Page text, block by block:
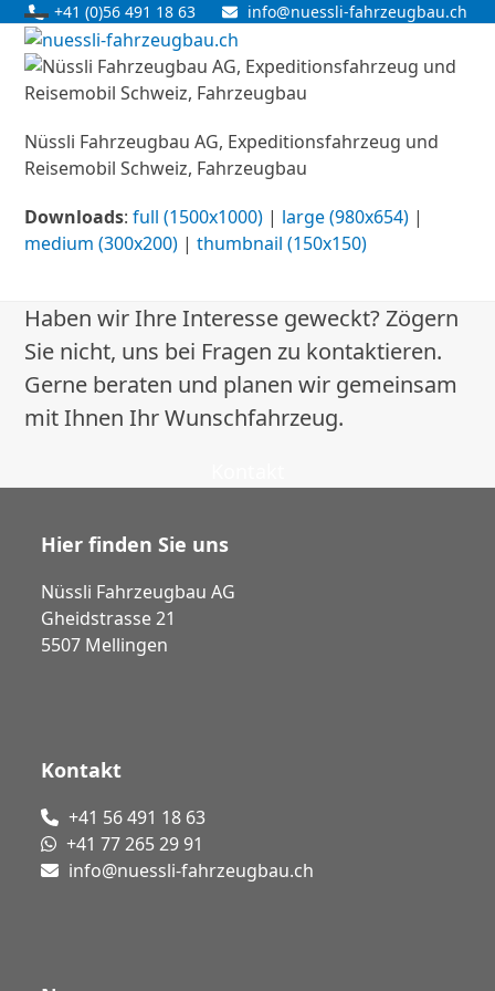
Skip
content
+41 (0)56 491 18 63 info@nuessli-fahrzeugbau.ch
Open
mobile
Close
mobile
Nüssli Fahrzeugbau AG, Expeditionsfahrzeug und
Reisemobil Schweiz, Fahrzeugbau
Downloads:full (1500x1000) | large (980x654) |
medium (300x200) |thumbnail (150x150)
Haben wir Ihre Interesse geweckt? Zögern
Sie nicht, uns bei Fragen zu kontaktieren.
Gerne beraten und planen wir gemeinsam
mit Ihnen Ihr Wunschfahrzeug.
Hier finden Sie uns
Nüssli Fahrzeugbau AG
Gheidstrasse 21
5507 Mellingen
Kontakt
+41 56 491 18 63
+41 77 265 29 91
info@nuessli-fahrzeugbau.ch